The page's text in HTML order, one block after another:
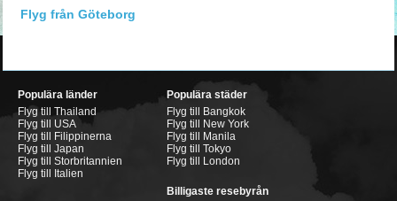
Flyg från Göteborg
Populära länder
Flyg till Thailand
Flyg till USA
Flyg till Filippinerna
Flyg till Japan
Flyg till Storbritannien
Flyg till Italien
Populära städer
Flyg till Bangkok
Flyg till New York
Flyg till Manila
Flyg till Tokyo
Flyg till London
Billigaste resebyrån